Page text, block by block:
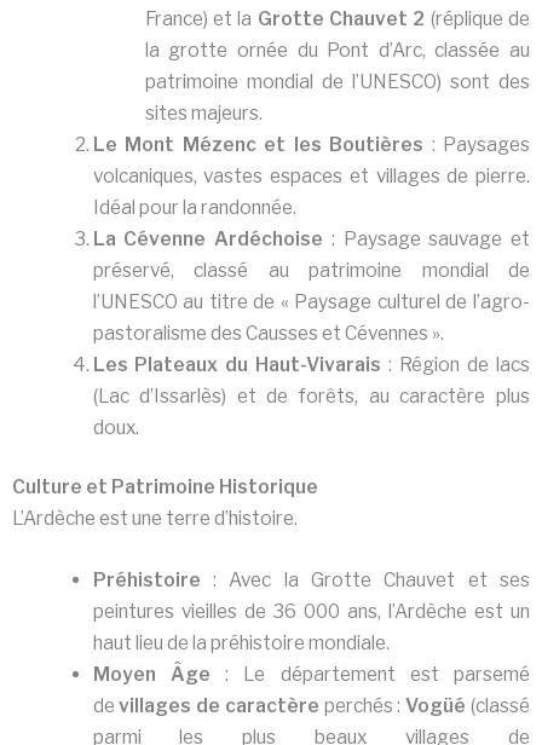
France) et la Grotte Chauvet 2 (réplique de
la grotte ornée du Pont d’Arc, classée au
patrimoine mondial de l’UNESCO) sont des
sites majeurs.
Le Mont Mézenc et les Boutières : Paysages
volcaniques, vastes espaces et villages de pierre.
Idéal pour la randonnée.
La Cévenne Ardéchoise : Paysage sauvage et
préservé, classé au patrimoine mondial de
l’UNESCO au titre de « Paysage culturel de l’agro-
pastoralisme des Causses et Cévennes ».
Les Plateaux du Haut-Vivarais : Région de lacs
(Lac d’Issarlès) et de forêts, au caractère plus
doux.
Culture et Patrimoine Historique
L’Ardèche est une terre d’histoire.
Préhistoire : Avec la Grotte Chauvet et ses
peintures vieilles de 36 000 ans, l’Ardèche est un
haut lieu de la préhistoire mondiale.
Moyen Âge : Le département est parsemé
devillages de caractère perchés :Vogüé (classé
parmi les plus beaux villages de